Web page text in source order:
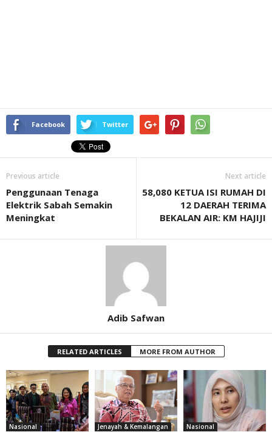
Facebook Twitter
Previous article
Penggunaan Tenaga
Elektrik Sabah Semakin
Meningkat
Next article
58,080 KETUA ISI RUMAH DI
12 DAERAH TERIMA
BEKALAN AIR: KM HAJIJI
Adib Safwan
RELATED ARTICLES MORE FROM AUTHOR
Nasional Jenayah & Kemalangan Nasional